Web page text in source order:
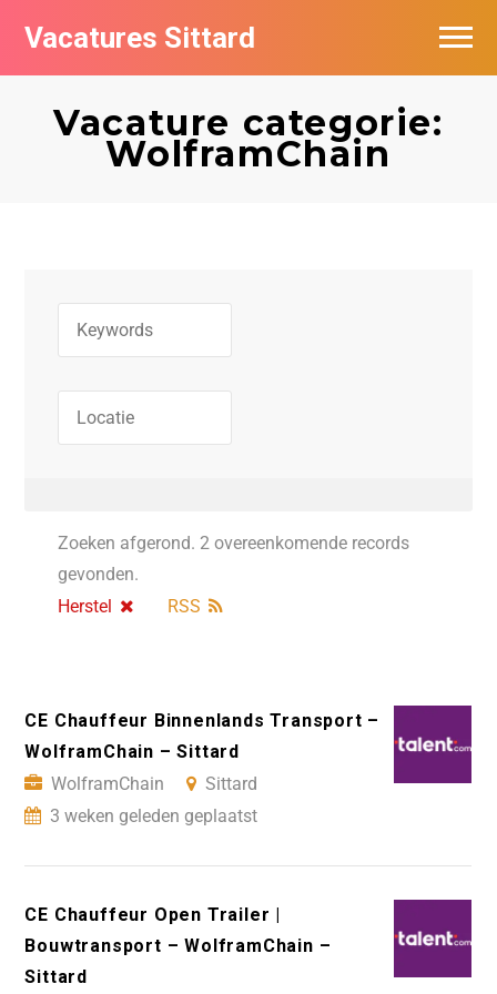
Vacatures Sittard
Vacature categorie:
WolframChain
Zoeken afgerond. 2 overeenkomende records
gevonden.
Herstel
RSS
CE Chauffeur Binnenlands Transport –
WolframChain – Sittard
WolframChain
Sittard
3 weken geleden geplaatst
CE Chauffeur Open Trailer |
Bouwtransport – WolframChain –
Sittard
Vacatures per bedrijf
De populairste vacatures in Sittard